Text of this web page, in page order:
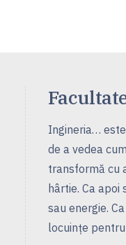
Ingineria…
de a vedea
transformă cu
hârtie. Ca
sau energie.
locuinţe